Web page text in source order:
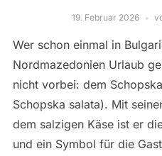
19. Februar 2026
Wer schon einmal in
Nordmazedonien Urlaub
nicht vorbei: dem
Schopska salata). Mit
dem salzigen Käse ist er
und ein Symbol für die